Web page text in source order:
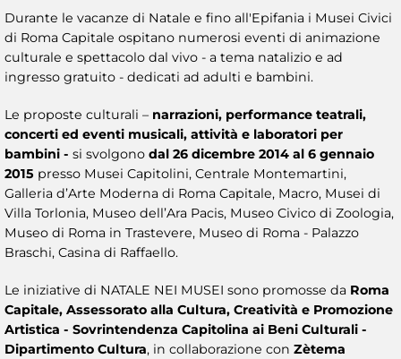
Durante le vacanze di Natale e fino all'Epifania i Musei Civici
di Roma Capitale ospitano numerosi eventi di animazione
culturale e spettacolo dal vivo - a tema natalizio e ad
ingresso gratuito - dedicati ad adulti e bambini.
Le proposte culturali – narrazioni, performance teatrali,
concerti ed eventi musicali, attività e laboratori per
bambini - si svolgono dal 26 dicembre 2014 al 6 gennaio
2015 presso Musei Capitolini, Centrale Montemartini,
Galleria d’Arte Moderna di Roma Capitale, Macro, Musei di
Villa Torlonia, Museo dell’Ara Pacis, Museo Civico di Zoologia,
Museo di Roma in Trastevere, Museo di Roma - Palazzo
Braschi, Casina di Raffaello.
Le iniziative di NATALE NEI MUSEI sono promosse da Roma
Capitale, Assessorato alla Cultura, Creatività e Promozione
Artistica - Sovrintendenza Capitolina ai Beni Culturali -
Dipartimento Cultura, in collaborazione con Zètema